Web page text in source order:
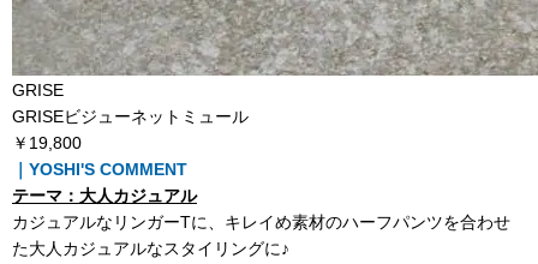
GRISE
GRISEビジューネットミュール
￥19,800
｜YOSHI'S COMMENT
テーマ：大人カジュアル
カジュアルなリンガーTに、キレイめ素材のハーフパンツを合わせ
た大人カジュアルなスタイリングに♪